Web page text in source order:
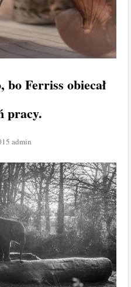
bo Ferriss obiecał
pracy.
admin